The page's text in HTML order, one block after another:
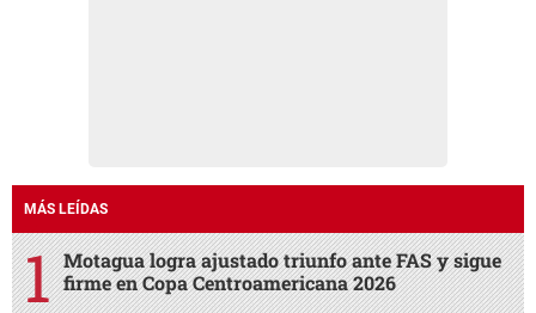
MÁS LEÍDAS
Motagua logra ajustado triunfo ante FAS y sigue
firme en Copa Centroamericana 2026